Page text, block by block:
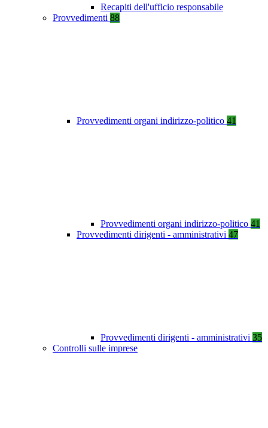
Recapiti dell'ufficio responsabile
Provvedimenti 88
Provvedimenti organi indirizzo-politico 41
Provvedimenti organi indirizzo-politico 41
Provvedimenti dirigenti - amministrativi 47
Provvedimenti dirigenti - amministrativi 35
Controlli sulle imprese